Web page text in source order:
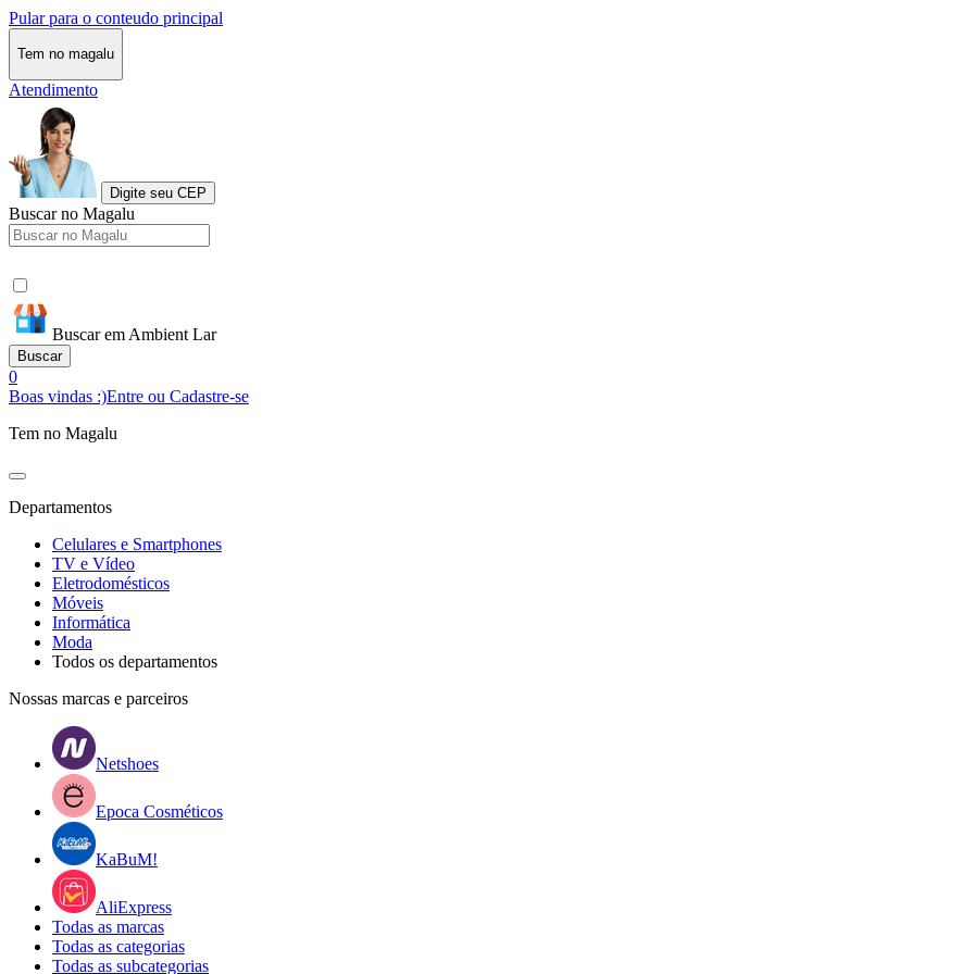
Pular para o conteudo principal
Tem no magalu
Atendimento
Digite seu CEP
Buscar no Magalu
Buscar em Ambient Lar
Buscar
0
Boas vindas :)Entre ou Cadastre-se
Tem no Magalu
Departamentos
Celulares e Smartphones
TV e Vídeo
Eletrodomésticos
Móveis
Informática
Moda
Todos os departamentos
Nossas marcas e parceiros
Netshoes
Epoca Cosméticos
KaBuM!
AliExpress
Todas as marcas
Todas as categorias
Todas as subcategorias